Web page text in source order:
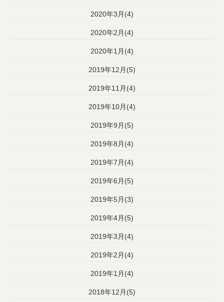
2020年3月(4)
2020年2月(4)
2020年1月(4)
2019年12月(5)
2019年11月(4)
2019年10月(4)
2019年9月(5)
2019年8月(4)
2019年7月(4)
2019年6月(5)
2019年5月(3)
2019年4月(5)
2019年3月(4)
2019年2月(4)
2019年1月(4)
2018年12月(5)